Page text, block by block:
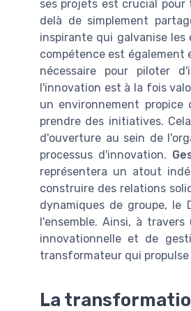
ses projets est crucial
delà de simplement
inspirante qui galvanise
compétence est
nécessaire pour piloter
l'innovation est à la fois
un environnement propice
prendre des initiatives.
d'ouverture au sein de
processus d'innovation.
représentera un atout
construire des relations
dynamiques de groupe, le
l'ensemble. Ainsi, à
innovationnelle et de
transformateur qui
La